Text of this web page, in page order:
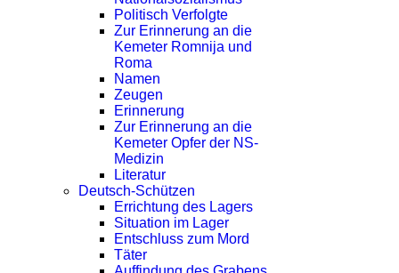
Politisch Verfolgte
Zur Erinnerung an die
Kemeter Romnija und
Roma
Namen
Zeugen
Erinnerung
Zur Erinnerung an die
Kemeter Opfer der NS-
Medizin
Literatur
Deutsch-Schützen
Errichtung des Lagers
Situation im Lager
Entschluss zum Mord
Täter